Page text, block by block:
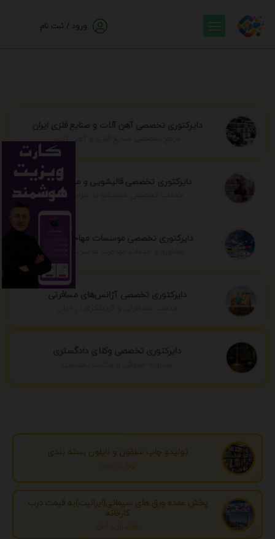
ورود / ثبت نام
دایرکتوری تخصصی آهن آلات و صنایع فلزی ایران
مرجع تخصصی صنایع فلزی و آهن آلات
دایرکتوری تخصصی قالیشویی و مبل شویی
خدمات تخصصی شستشو در سراسر ایران
دایرکتوری تخصصی موسسات مهاجرتی ایران
مشاوره و خدمات مهاجرت به سراسر جهان
دایرکتوری تخصصی آژانس‌های مسافرتی
دایرکتوری تخصصی وکلای دادگستری
تولیدو چاپ سلفون و نایلون بسته بندی
تهران، تهران
پخش عمده ورق های سیمانی(ایرانیت)به قیمت درب
کارخانه
مازندران، آمل